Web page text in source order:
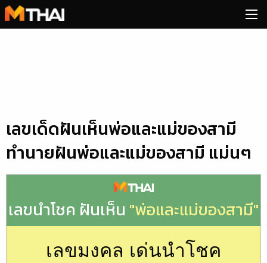
Skip
to
เลขเด็ดฝันเห็นพ่อและแม่ของสามี
ทำนายฝันพ่อและแม่ของสามี แม่นๆ
เลขนำโชค ฝันเห็น "พ่อและแม่ของสามี"
เลขมงคล เด่นนำโชค